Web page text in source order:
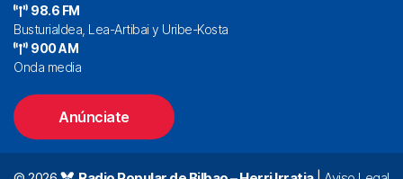
98.6 FM
Busturialdea, Lea-Artibai y Uribe-Kosta
900 AM
Onda media
Anúnciate